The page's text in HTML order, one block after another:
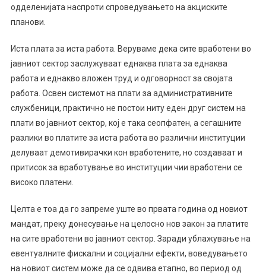
одделенијата наспроти спроведувањето на акциските
планови.
Иста плата за иста работа. Веруваме дека сите вработени во
јавниот сектор заслужуваат еднаква плата за еднаква
работа и еднакво вложен труд и одговорност за својата
работа. Освен системот на плати за административните
службеници, практично не постои ниту еден друг систем на
плати во јавниот сектор, кој е така сеопфатен, а сегашните
разлики во платите за иста работа во различни институции
делуваат демотивирачки кон вработените, но создаваат и
притисок за вработување во институции чии вработени се
високо платени.
Целта е тоа да го запреме уште во првата година од новиот
мандат, преку донесување на целосно нов закон за платите
на сите вработени во јавниот сектор. Заради ублажување на
евентуалните фискални и социјални ефекти, воведувањето
на новиот систем може да се одвива етапно, во период од